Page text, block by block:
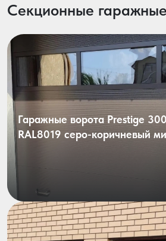
Секционные
Гаражные ворота Prestige
RAL8019 серо-коричневый